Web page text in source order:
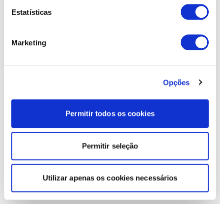
Estatísticas
Marketing
Opções
Permitir todos os cookies
Permitir seleção
Utilizar apenas os cookies necessários